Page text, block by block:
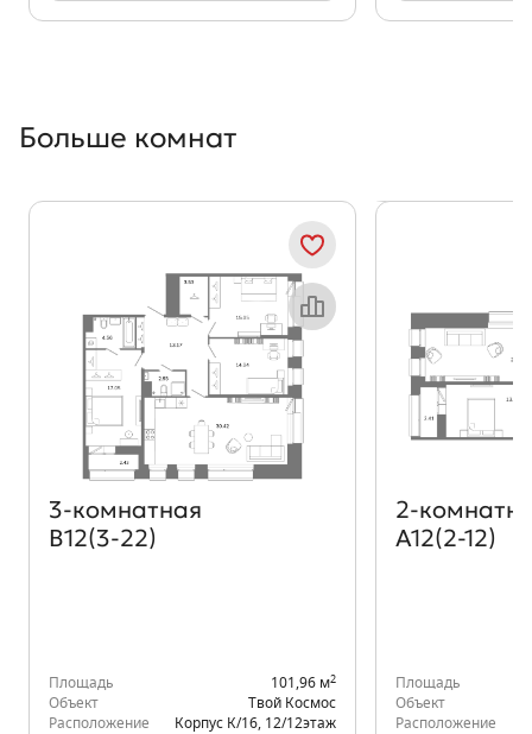
Больше комнат
Объект месяца
3‑комнатная
В12(3-22)
Площадь 101,96 м2
Объект
Твой Космос
Расположение
Корпус К/16 12/12этаж
А12(2-12)
Площадь
Объект
Расположение